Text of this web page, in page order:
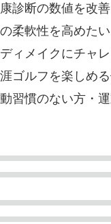
診断の数値を改
柔軟性を高めたい
ィメイクにチャ
ゴルフを楽しめ
習慣のない方・